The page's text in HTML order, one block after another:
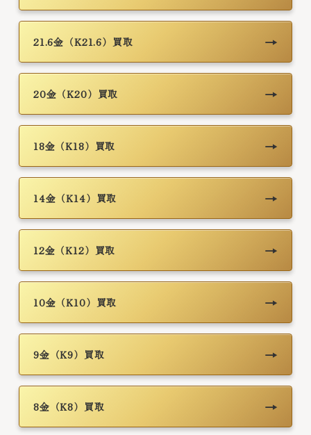
21.6金（K21.6）買取 →
20金（K20）買取 →
18金（K18）買取 →
14金（K14）買取 →
12金（K12）買取 →
10金（K10）買取 →
9金（K9）買取 →
8金（K8）買取 →